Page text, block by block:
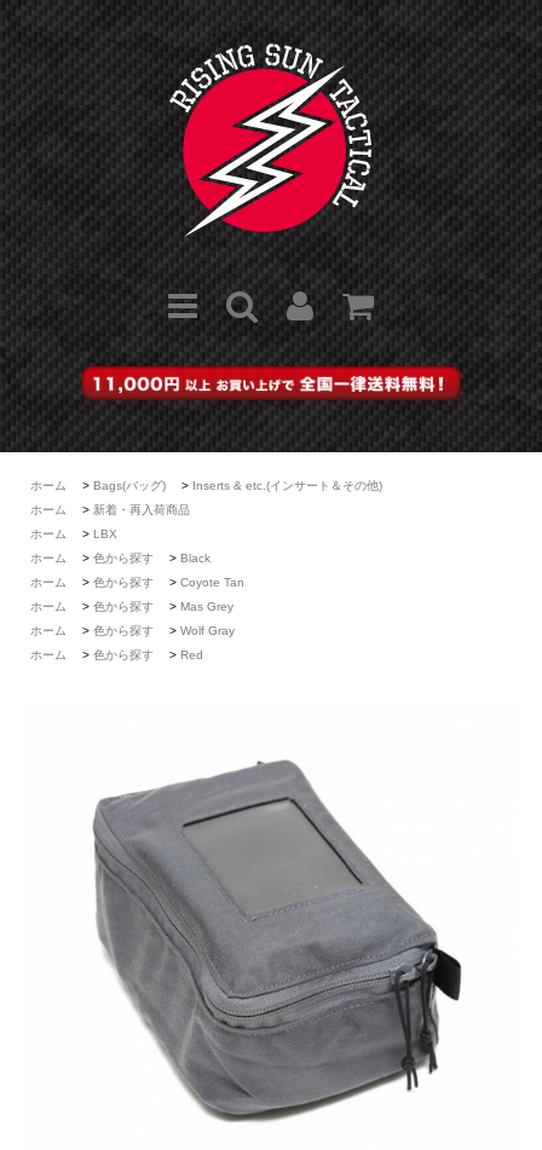
ホーム > Bags(バッグ) > Inserts & etc.(インサート＆その他)
ホーム
> 新着・再入荷商品
ホーム
> LBX
ホーム
> 色から探す > Black
ホーム
> 色から探す > Coyote Tan
ホーム
> 色から探す > Mas Grey
ホーム
> 色から探す > Wolf Gray
ホーム
> 色から探す > Red